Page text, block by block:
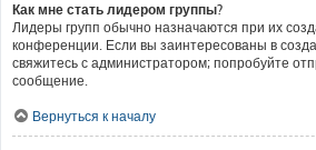
Как мне стать лидером группы?
Лидеры групп обычно назначаются при их
конференции. Если вы заинтересованы в
свяжитесь с администратором; попробуйте
сообщение.
Вернуться к началу